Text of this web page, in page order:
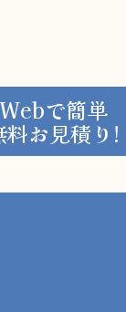
で簡単
料お見積り!